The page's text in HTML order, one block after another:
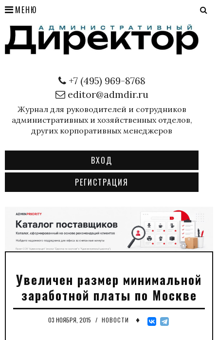
МЕНЮ
+7 (495) 969-8768
editor@admdir.ru
Журнал для руководителей и сотрудников
административных и хозяйственных отделов,
других корпоративных менеджеров
ВХОД
РЕГИСТРАЦИЯ
Увеличен размер минимальной
заработной платы по Москве
03 НОЯБРЯ, 2015 / НОВОСТИ ♦